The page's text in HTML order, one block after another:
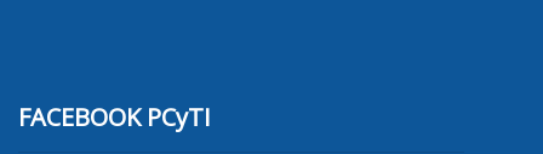
FACEBOOK PCyTI